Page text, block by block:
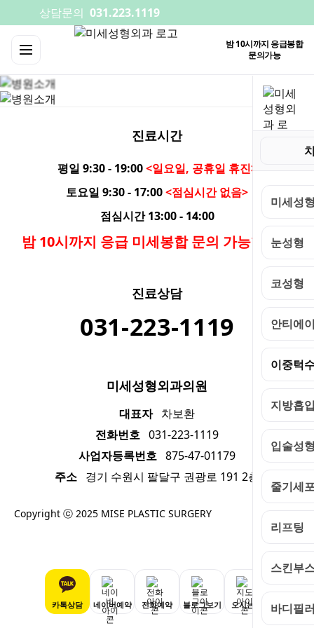
상담문의 031.223.1119
밤 10시까지 응급봉합
문의가능
미세성
눈성형
코성형
안티에
이중턱
지방흡
입술성
줄기세
리프팅
스킨부
바디필
카톡상담 네이버예약 전화예약 블로그보기 오시는길
병원둘러보기 진료시간
진료시간
평일 9:30 - 19:00<일요일, 공휴일 휴진>
토요일 9:30 - 17:00<점심시간 없음>
점심시간13:00 - 14:00
밤 10시까지 응급 미세봉합 문의 가능합니다
진료상담
031-223-1119
미세성형외과의원
대표자 차보환
전화번호 031-223-1119
사업자등록번호 875-47-01179
주소 경기 수원시 팔달구 권광로 191 2층
Copyright ⓒ 2025 MISE PLASTIC SURGERY